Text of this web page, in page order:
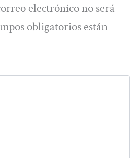
electrónico no será
obligatorios están